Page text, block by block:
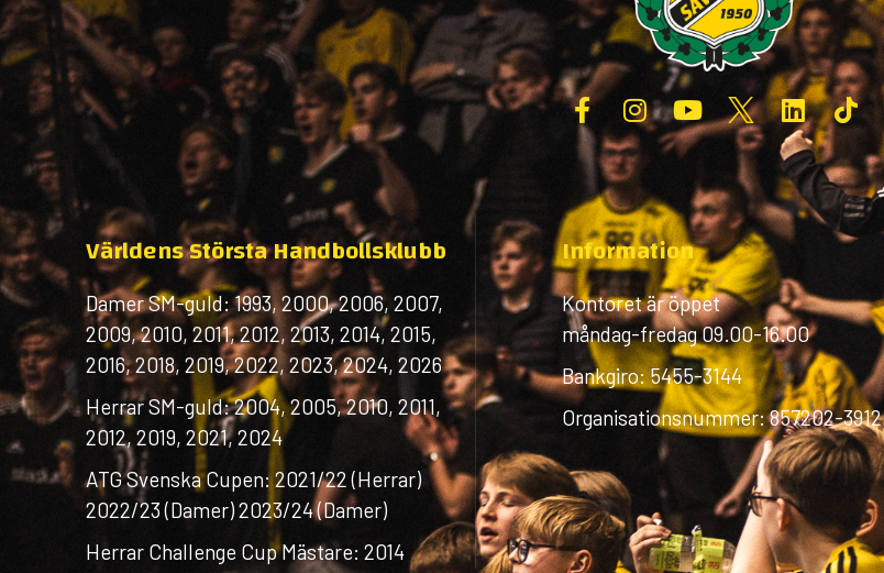
Världens Största Handbollsklubb
Damer SM-guld: 1993, 2000, 2006, 2007,
2009, 2010, 2011, 2012, 2013, 2014, 2015,
2016, 2018, 2019, 2022, 2023, 2024, 2026
Herrar SM-guld: 2004, 2005, 2010, 2011,
2012, 2019, 2021, 2024
ATG Svenska Cupen: 2021/22 (Herrar)
2022/23 (Damer) 2023/24 (Damer)
Herrar Challenge Cup Mästare: 2014
Information
Kontoret är öppet
måndag-fredag 09.00-16.00
Bankgiro: 5455-3144
Organisationsnummer: 857202-3912